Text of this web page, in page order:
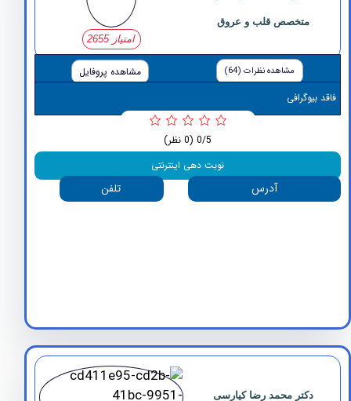
متخصص قلب و عروق
مشاهده نظرات (64)
مشاهده پروفایل
نوبت دهی اینترنتی
محمد رضا کیارسی